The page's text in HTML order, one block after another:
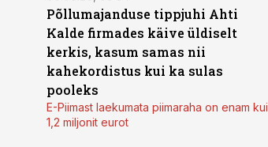
Põllumajanduse tippjuhi Ahti
Kalde firmades käive üldiselt
kerkis, kasum samas nii
kahekordistus kui ka sulas
pooleks
E-Piimast laekumata piimaraha on enam kui
1,2 miljonit eurot